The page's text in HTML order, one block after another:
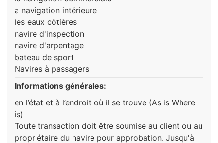
a navigation intérieure
les eaux côtières
navire d'inspection
navire d'arpentage
bateau de sport
Navires à passagers
Informations générales:
en l’état et à l’endroit où il se trouve (As is Where
is)
Toute transaction doit être soumise au client ou au
propriétaire du navire pour approbation. Jusqu'à